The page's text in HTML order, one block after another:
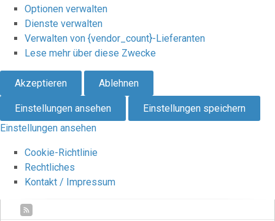
Optionen verwalten
Dienste verwalten
Verwalten von {vendor_count}-Lieferanten
Lese mehr über diese Zwecke
Akzeptieren Ablehnen
Einstellungen ansehen
Einstellungen speichern
Einstellungen ansehen
Cookie-Richtlinie
Rechtliches
Kontakt / Impressum